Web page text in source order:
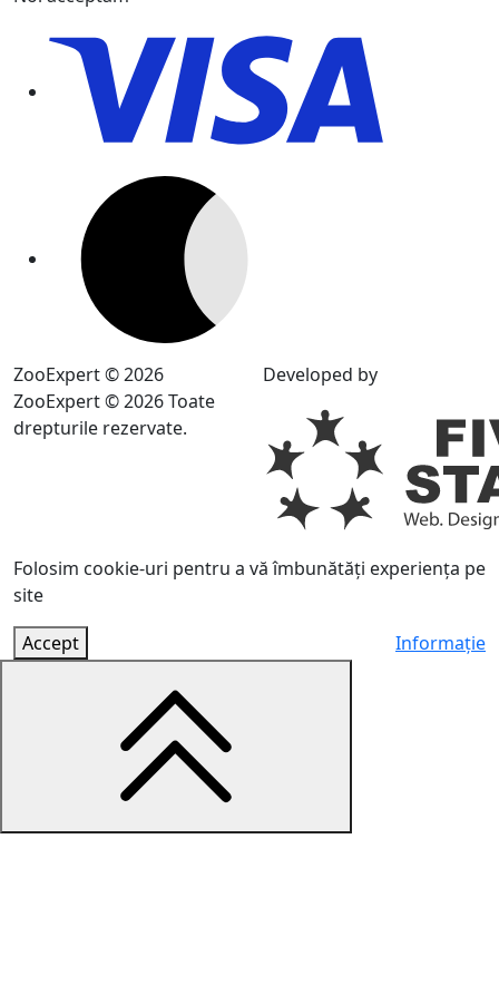
ZooExpert © 2026
ZooExpert © 2026 Toate
drepturile rezervate.
Developed by
Folosim cookie-uri pentru a vă îmbunătăți experiența pe
site
Accept
Informație